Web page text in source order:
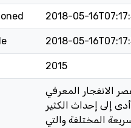
2018-05-
2018-05-
2015
الانفجار المعرفي
إلى إحداث الكثير
المختلفة والتي